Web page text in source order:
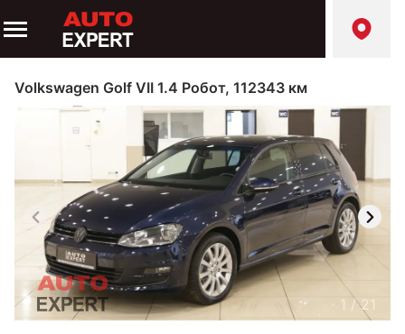
Volkswagen Golf VII 1.4 Робот, 112343 км
1 /21